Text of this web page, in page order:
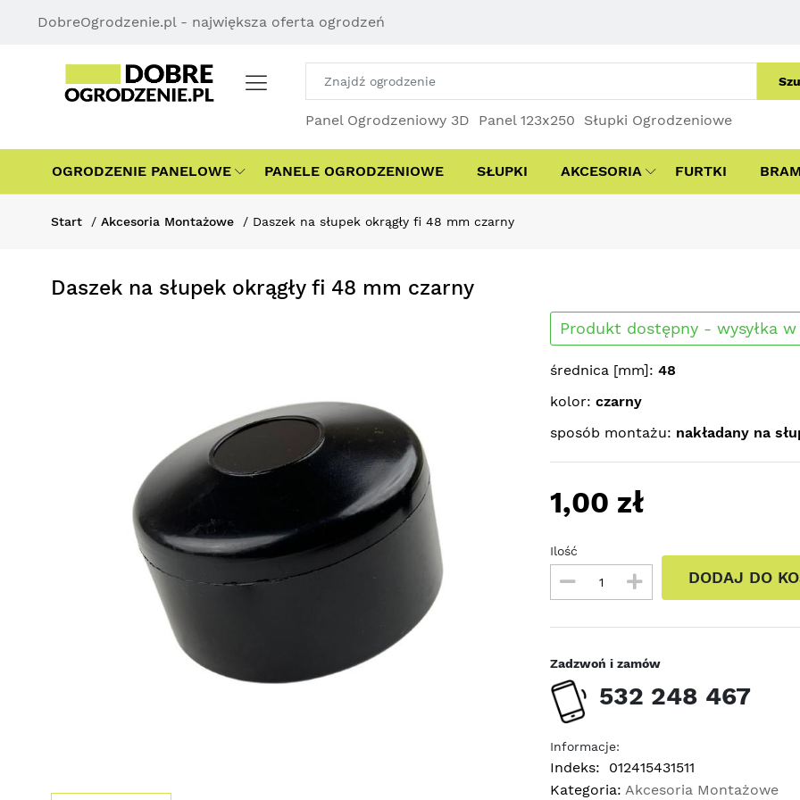
DobreOgrodzenie.pl - największa oferta ogrodzeń
Panel Ogrodzeniowy 3D Panel 123x250 Słupki Ogrodzeniowe
OGRODZENIE PANELOWE PANELE OGRODZENIOWE SŁUPKI AKCESORIA FURTKI
Start Akcesoria Montażowe Daszek na słupek okrągły fi 48 mm czarny
Daszek na słupek okrągły fi 48 mm czarny
Produkt dostępny - wysyłka w
średnica [mm]: 48
kolor: czarny
sposób montażu: nakładany na
1,00 zł
Ilość
DODAJ DO
Zadzwoń i zamów
532 248 467
Informacje:
Indeks:
012415431511
Kategoria: Akcesoria Montażowe